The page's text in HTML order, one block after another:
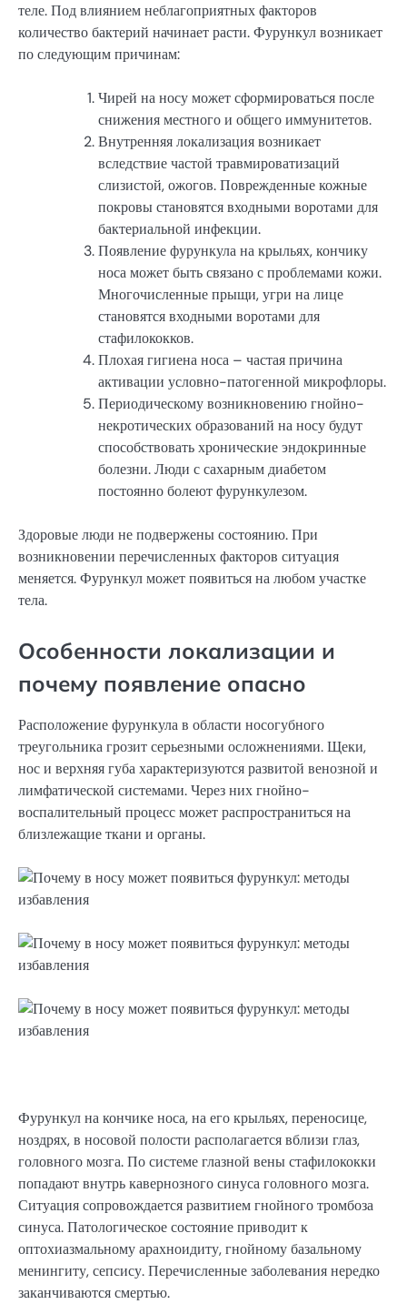
теле. Под влиянием неблагоприятных факторов
количество бактерий начинает расти. Фурункул возникает
по следующим причинам:
Чирей на носу может сформироваться после
снижения местного и общего иммунитетов.
Внутренняя локализация возникает
вследствие частой травмироватизаций
слизистой, ожогов. Поврежденные кожные
покровы становятся входными воротами для
бактериальной инфекции.
Появление фурункула на крыльях, кончику
носа может быть связано с проблемами кожи.
Многочисленные прыщи, угри на лице
становятся входными воротами для
стафилококков.
Плохая гигиена носа – частая причина
активации условно-патогенной микрофлоры.
Периодическому возникновению гнойно-
некротических образований на носу будут
способствовать хронические эндокринные
болезни. Люди с сахарным диабетом
постоянно болеют фурункулезом.
Здоровые люди не подвержены состоянию. При
возникновении перечисленных факторов ситуация
меняется. Фурункул может появиться на любом участке
тела.
Особенности локализации и
почему появление опасно
Расположение фурункула в области носогубного
треугольника грозит серьезными осложнениями. Щеки,
нос и верхняя губа характеризуются развитой венозной и
лимфатической системами. Через них гнойно-
воспалительный процесс может распространиться на
близлежащие ткани и органы.
Фурункул на кончике носа, на его крыльях, переносице,
ноздрях, в носовой полости располагается вблизи глаз,
головного мозга. По системе глазной вены стафилококки
попадают внутрь кавернозного синуса головного мозга.
Ситуация сопровождается развитием гнойного тромбоза
синуса. Патологическое состояние приводит к
оптохиазмальному арахноидиту, гнойному базальному
менин­гиту, сепсису. Перечисленные заболевания нередко
заканчиваются смертью.